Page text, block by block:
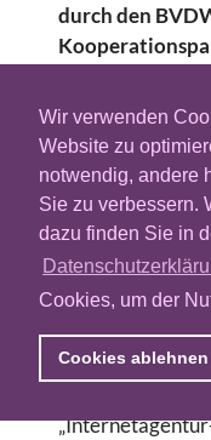
Wir verwenden
Website zu
notwendig, andere
Sie zu verbessern.
dazu finden Sie in
Cookies, um der
Cookies ablehnen
durch den
2012
Service-
Euro
der insgesamt
setzen davon
gelisteten
festangestellte
83.708 Euro.